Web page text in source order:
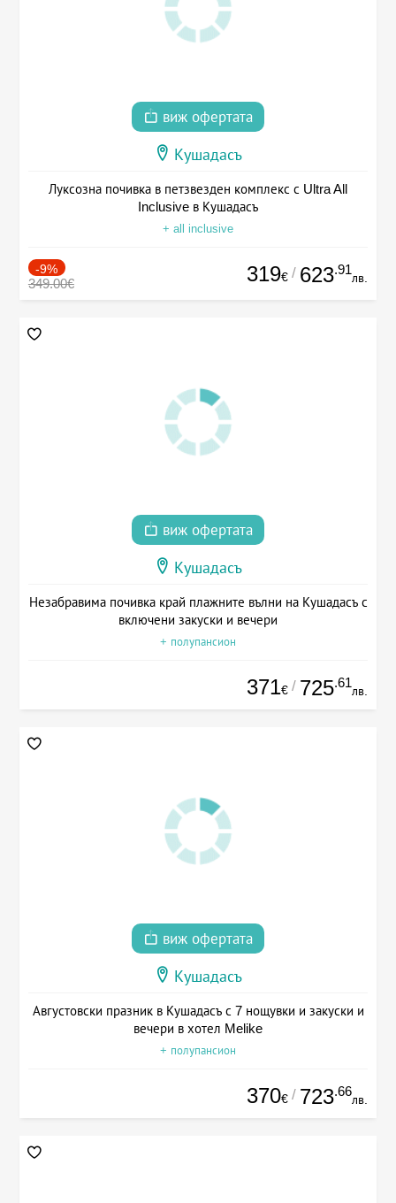
виж офертата
Кушадасъ
Луксозна почивка в петзвезден комплекс с Ultra All
Inclusive в Кушадасъ
+ all inclusive
-9%
349.00€ 319€ / 623.91
лв.
виж офертата
Кушадасъ
Незабравима почивка край плажните вълни на Кушадасъ с
включени закуски и вечери
+ полупансион
371€ / 725.61
лв.
виж офертата
Кушадасъ
Августовски празник в Кушадасъ с 7 нощувки и закуски и
вечери в хотел Melike
+ полупансион
370€ / 723.66
лв.